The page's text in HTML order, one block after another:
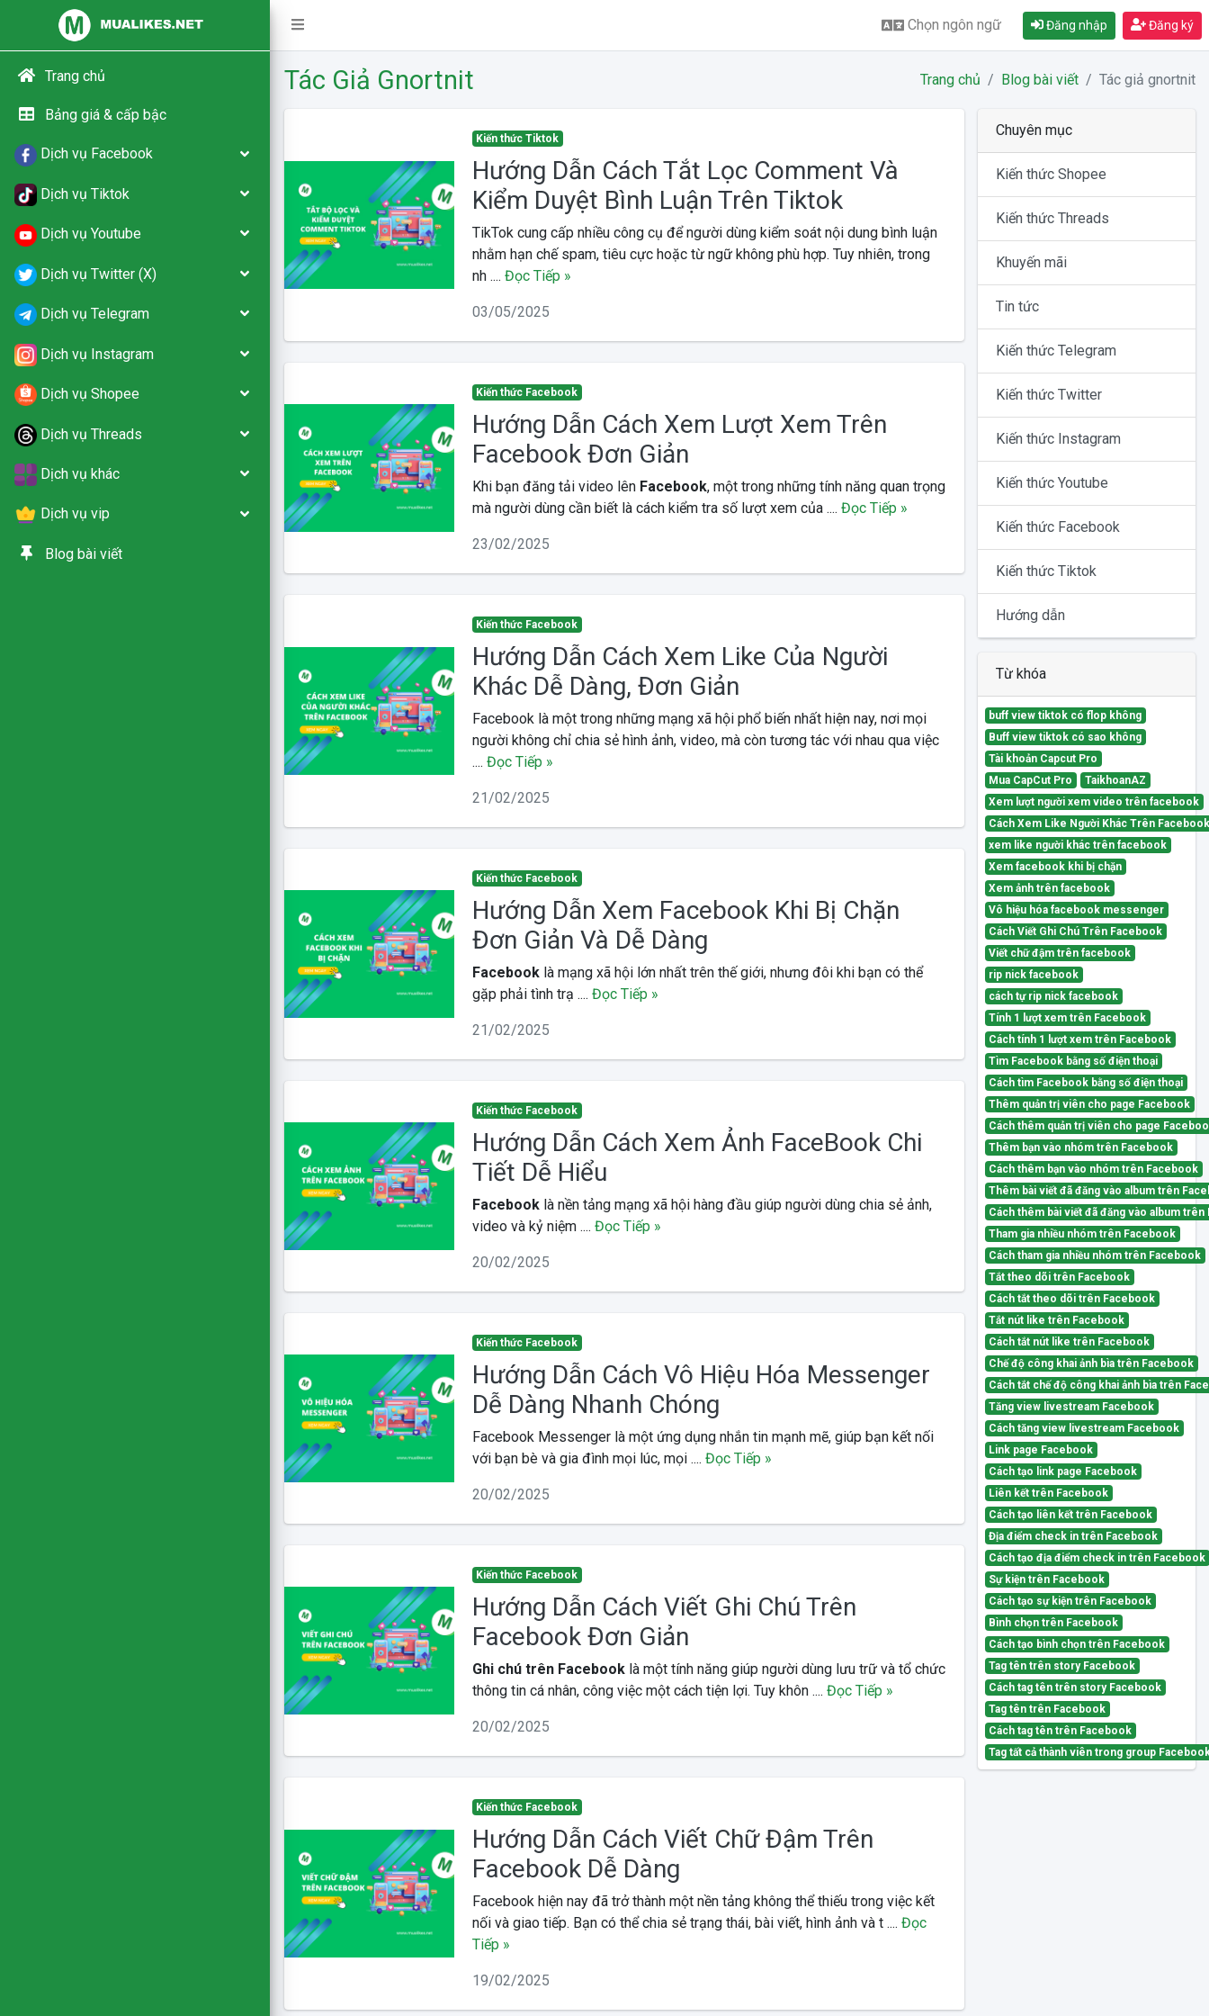
Chọn ngôn ngữ Đăng nhập Đăng ký
Trang chủ
Bảng giá & cấp bậc
Dịch vụ Facebook
Dịch vụ Tiktok
Dịch vụ Youtube
Dịch vụ Twitter (X)
Dịch vụ Telegram
Dịch vụ Instagram
Dịch vụ Shopee
Dịch vụ Threads
Dịch vụ khác
Dịch vụ vip
Blog bài viết
Tác Giả Gnortnit Trang chủ Blog bài viết Tác giả gnortnit
Kiến thức Tiktok
Hướng Dẫn Cách Tắt Lọc Comment Và
Kiểm Duyệt Bình Luận Trên Tiktok
TikTok cung cấp nhiều công cụ để người dùng kiểm soát nội dung bình luận
nhằm hạn chế spam, tiêu cực hoặc từ ngữ không phù hợp. Tuy nhiên, trong
nh .... Đọc Tiếp »
03/05/2025
Kiến thức Facebook
Hướng Dẫn Cách Xem Lượt Xem Trên
Facebook Đơn Giản
Khi bạn đăng tải video lên Facebook, một trong những tính năng quan trọng
mà người dùng cần biết là cách kiểm tra số lượt xem của .... Đọc Tiếp »
23/02/2025
Kiến thức Facebook
Hướng Dẫn Cách Xem Like Của Người
Khác Dễ Dàng, Đơn Giản
Facebook là một trong những mạng xã hội phổ biến nhất hiện nay, nơi mọi
người không chỉ chia sẻ hình ảnh, video, mà còn tương tác với nhau qua việc
.... Đọc Tiếp »
21/02/2025
Kiến thức Facebook
Hướng Dẫn Xem Facebook Khi Bị Chặn
Đơn Giản Và Dễ Dàng
Facebooklà mạng xã hội lớn nhất trên thế giới, nhưng đôi khi bạn có thể
gặp phải tình trạ .... Đọc Tiếp »
21/02/2025
Kiến thức Facebook
Hướng Dẫn Cách Xem Ảnh FaceBook Chi
Tiết Dễ Hiểu
Facebooklà nền tảng mạng xã hội hàng đầu giúp người dùng chia sẻ ảnh,
video và kỷ niệm .... Đọc Tiếp »
20/02/2025
Kiến thức Facebook
Hướng Dẫn Cách Vô Hiệu Hóa Messenger
Dễ Dàng Nhanh Chóng
Facebook Messenger là một ứng dụng nhắn tin mạnh mẽ, giúp bạn kết nối
với bạn bè và gia đình mọi lúc, mọi .... Đọc Tiếp »
20/02/2025
Kiến thức Facebook
Hướng Dẫn Cách Viết Ghi Chú Trên
Facebook Đơn Giản
Ghi chú trên Facebooklà một tính năng giúp người dùng lưu trữ và tổ chức
thông tin cá nhân, công việc một cách tiện lợi. Tuy khôn .... Đọc Tiếp »
20/02/2025
Kiến thức Facebook
Hướng Dẫn Cách Viết Chữ Đậm Trên
Facebook Dễ Dàng
Facebook hiện nay đã trở thành một nền tảng không thể thiếu trong việc kết
nối và giao tiếp. Bạn có thể chia sẻ trạng thái, bài viết, hình ảnh và t .... Đọc
Tiếp »
19/02/2025
Chuyên mục
Kiến thức Shopee
Kiến thức Threads
Khuyến mãi
Tin tức
Kiến thức Telegram
Kiến thức Twitter
Kiến thức Instagram
Kiến thức Youtube
Kiến thức Facebook
Kiến thức Tiktok
Hướng dẫn
Từ khóa
buff view tiktok có flop không
Buff view tiktok có sao không
Tài khoản Capcut Pro
Mua CapCut Pro
TaikhoanAZ
Xem lượt người xem video trên facebook
Cách Xem Like Người Khác Trên
xem like người khác trên facebook
Xem facebook khi bị chặn
Xem ảnh trên facebook
Vô hiệu hóa facebook messenger
Cách Viết Ghi Chú Trên Facebook
Viết chữ đậm trên facebook
rip nick facebook
cách tự rip nick facebook
Tính 1 lượt xem trên Facebook
Cách tính 1 lượt xem trên Facebook
Tìm Facebook bằng số điện thoại
Cách tìm Facebook bằng số điện thoại
Thêm quản trị viên cho page Facebook
Cách thêm quản trị viên cho page
Thêm bạn vào nhóm trên Facebook
Cách thêm bạn vào nhóm trên Facebook
Thêm bài viết đã đăng vào album trên
Cách thêm bài viết đã đăng vào album
Tham gia nhiều nhóm trên Facebook
Cách tham gia nhiều nhóm trên Facebook
Tắt theo dõi trên Facebook
Cách tắt theo dõi trên Facebook
Tắt nút like trên Facebook
Cách tắt nút like trên Facebook
Chế độ công khai ảnh bìa trên Facebook
Cách tắt chế độ công khai ảnh bìa trên
Tăng view livestream Facebook
Cách tăng view livestream Facebook
Link page Facebook
Cách tạo link page Facebook
Liên kết trên Facebook
Cách tạo liên kết trên Facebook
Địa điểm check in trên Facebook
Cách tạo địa điểm check in trên Facebook
Sự kiện trên Facebook
Cách tạo sự kiện trên Facebook
Bình chọn trên Facebook
Cách tạo bình chọn trên Facebook
Tag tên trên story Facebook
Cách tag tên trên story Facebook
Tag tên trên Facebook
Cách tag tên trên Facebook
Tag tất cả thành viên trong group